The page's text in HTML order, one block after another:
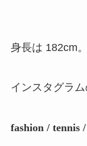
身長は 182cm
インスタグラ
fashion / tennis